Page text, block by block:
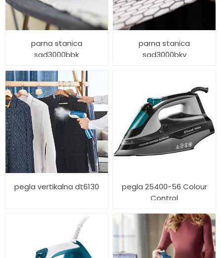
parna stanica
sgd3000bbk
parna stanica
sgd3000bkv
pegla vertikalna dt6130
pegla 25400-56 Colour
Control